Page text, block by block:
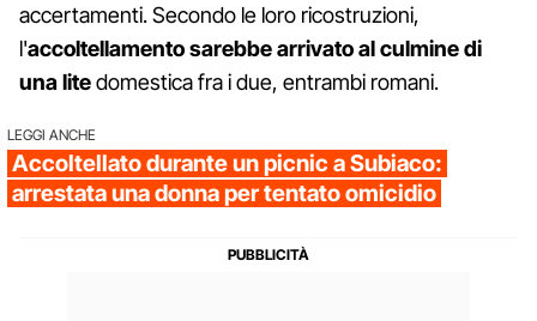
accertamenti. Secondo le loro ricostruzioni,
l'accoltellamento sarebbe arrivato al culmine di
una litedomestica fra i due, entrambi romani.
LEGGI ANCHE
Accoltellato durante un picnic a Subiaco:
arrestata una donna per tentato omicidio